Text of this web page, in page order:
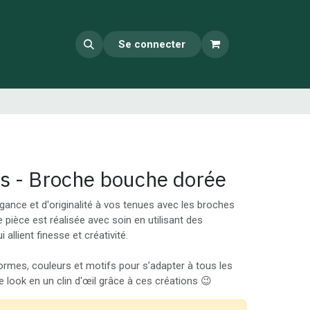
Se connecter
- Broche bouche dorée
et d'originalité à vos tenues avec les broches
pièce est réalisée avec soin en utilisant des
allient finesse et créativité.
couleurs et motifs pour s’adapter à tous les
look en un clin d'œil grâce à ces créations 😉